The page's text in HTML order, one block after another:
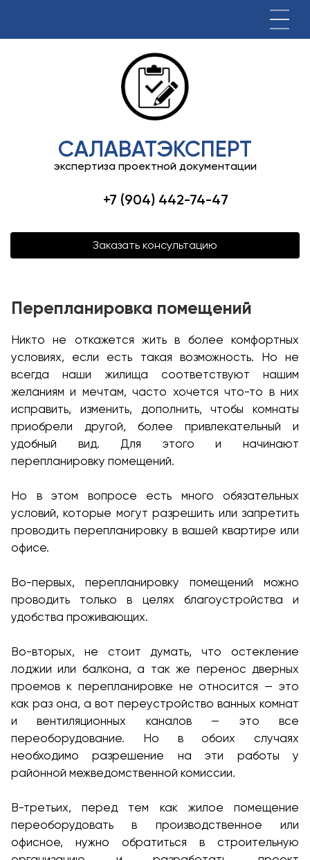
САЛАВАТЭКСПЕРТ
экспертиза проектной документации
+7 (904) 442-74-47
Заказать консультацию
Перепланировка помещений
Никто не откажется жить в более комфортных
условиях, если есть такая возможность. Но не
всегда наши жилища соответствуют нашим
желаниям и мечтам, часто хочется что-то в них
исправить, изменить, дополнить, чтобы комнаты
приобрели другой, более привлекательный и
удобный вид. Для этого и начинают
перепланировку помещений.
Но в этом вопросе есть много обязательных
условий, которые могут разрешить или запретить
проводить перепланировку в вашей квартире или
офисе.
Во-первых, перепланировку помещений можно
проводить только в целях благоустройства и
удобства проживающих.
Во-вторых, не стоит думать, что остекление
лоджии или балкона, а так же перенос дверных
проемов к перепланировке не относится — это
как раз она, а вот переустройство ванных комнат
и вентиляционных каналов — это все
переоборудование. Но в обоих случаях
необходимо разрешение на эти работы у
районной межведомственной комиссии.
В-третьих, перед тем как жилое помещение
переоборудовать в производственное или
офисное, нужно обратиться в строительную